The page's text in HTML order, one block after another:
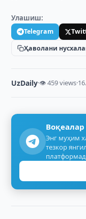
Улашиш:
Telegram
Ҳаволани
UzDaily·👁 459 views·
Энг муҳим
тезкор